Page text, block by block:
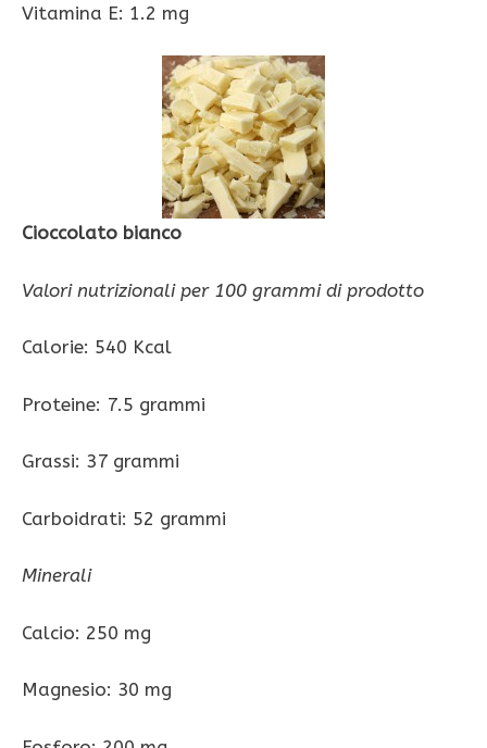
Vitamina E: 1.2 mg
Cioccolato bianco
Valori nutrizionali per 100 grammi di prodotto
Calorie: 540 Kcal
Proteine: 7.5 grammi
Grassi: 37 grammi
Carboidrati: 52 grammi
Minerali
Calcio: 250 mg
Magnesio: 30 mg